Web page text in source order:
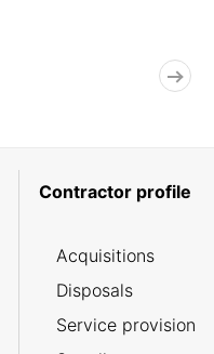
Contractor profile
Acquisitions
Disposals
Service provision